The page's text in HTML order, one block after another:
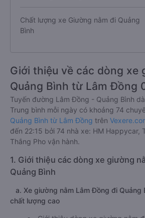
Chất lượng xe Giường nằm đi Quảng
Bình
Giới thiệu về các dòng xe
Quảng Bình từ Lâm Đồng
Tuyến đường Lâm Đồng - Quảng Bình
Trung bình mỗi ngày có khoảng 74
Quảng Bình từ Lâm Đồng trên
đến 22:15 bởi 74 nhà xe: HM Happycar,
Thắng Pho vận hành.
1. Giới thiệu các dòng xe giường
Quảng Bình
a. Xe giường nằm Lâm Đồng đi Quảng
chất lượng cao